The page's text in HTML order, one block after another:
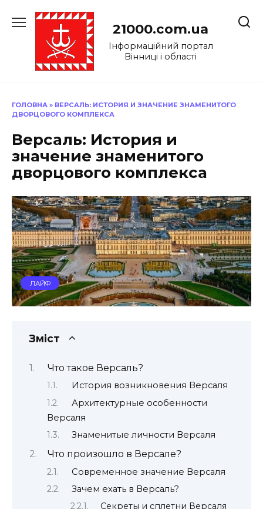
до
21000.com.ua
Інформаційний портал
Вінниці і області
ГОЛОВНА » ВЕРСАЛЬ: ИСТОРИЯ И ЗНАЧЕНИЕ ЗНАМЕНИТОГО
ДВОРЦОВОГО КОМПЛЕКСА
Версаль: История и
значение знаменитого
дворцового комплекса
ЛАЙФ
Зміст
Что такое Версаль?
История возникновения Версаля
Архитектурные особенности
Версаля
Знаменитые личности Версаля
Что произошло в Версале?
Современное значение Версаля
Зачем ехать в Версаль?
Секреты и сплетни Версаля